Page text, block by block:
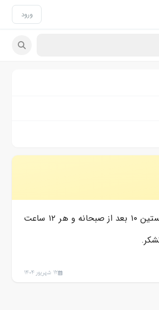
ورود
با سلام دکتر به اینجانب قرص آلپرازولام ۰/۵ به من تجویز کرده که باید نصف آن را در ابتدای شب مصرف کنم در ضمن روزانه یک عدد فلوکستین ۱۰ بعد از صبحانه و هر ۱۲ ساعت
12 شهریور 1404